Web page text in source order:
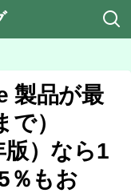
製品が最
）
）なら1
％もお